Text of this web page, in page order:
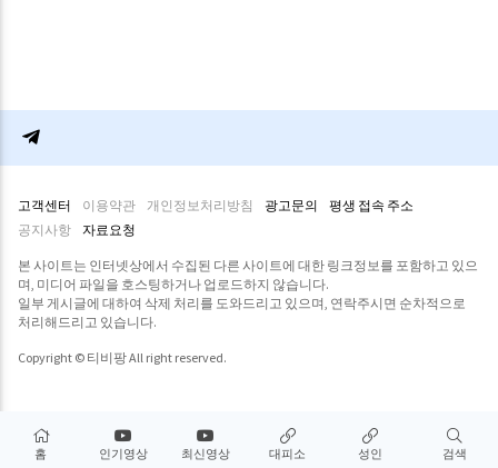
고객센터 이용약관 개인정보처리방침 광고문의
평생 접속 주소
공지사항
자료요청
본 사이트는 인터넷상에서 수집된 다른 사이트에 대한 링크정보를 포함하고 있으
며, 미디어 파일을 호스팅하거나 업로드하지 않습니다.
일부 게시글에 대하여 삭제 처리를 도와드리고 있으며, 연락주시면 순차적으로
처리해드리고 있습니다.
Copyright © 티비팡 All right reserved.
홈 인기영상 최신영상 대피소 성인 검색